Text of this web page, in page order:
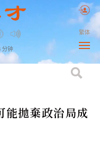
分钟
繁体
能拋棄政治局成